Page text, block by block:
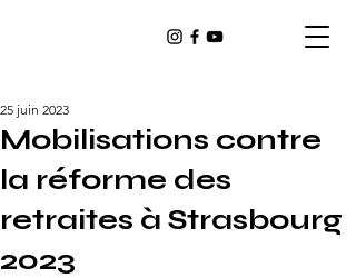
Mobilisations contre
la réforme des
retraites à Strasbourg
2023
25 juin 2023